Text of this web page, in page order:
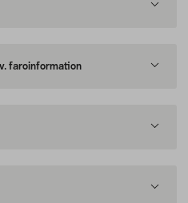
faroinformation